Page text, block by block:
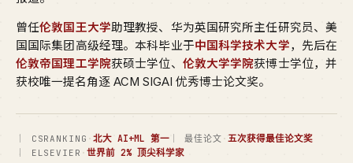
曾任伦敦国王大学助理教授、华为英国研究所主任研究员、美
国国际集团高级经理。本科毕业于中国科学技术大学，先后在
伦敦帝国理工学院获硕士学位、 伦敦大学学院获博士学位，并
获校唯一提名角逐 ACM SIGAI 优秀博士论文奖。
｜ CSRANKING · 北大 AI+ML 第一｜ 最佳论文 · 五次获得最佳论文奖
｜ ELSEVIER · 世界前 2% 顶尖科学家